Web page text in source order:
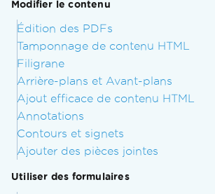
Modifier le contenu
Édition des PDFs
Tamponnage de contenu HTML
Filigrane
Arrière-plans et Avant-plans
Ajout efficace de contenu HTML
Annotations
Contours et signets
Ajouter des pièces jointes
Utiliser des formulaires